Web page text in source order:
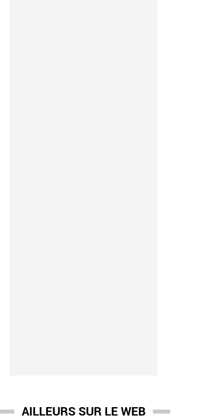
AILLEURS SUR LE WEB